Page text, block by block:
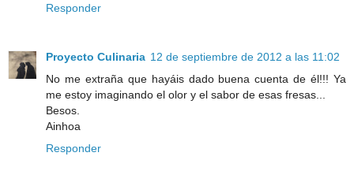
Responder
Proyecto Culinaria 12 de septiembre de 2012 a las 11:02
No me extraña que hayáis dado buena cuenta de él!!! Ya
me estoy imaginando el olor y el sabor de esas fresas...
Besos.
Ainhoa
Responder